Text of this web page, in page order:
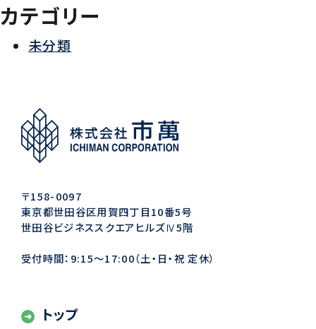
カテゴリー
未分類
〒158-0097
東京都世田谷区用賀四丁目10番5号
世田谷ビジネススクエアヒルズⅣ5階
受付時間：9:15〜17:00（土・日・祝 定休）
トップ